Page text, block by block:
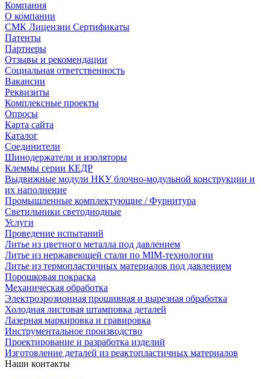
Компания
О компании
СМК Лицензии Сертификаты
Патенты
Партнеры
Отзывы и рекомендации
Социальная ответственность
Вакансии
Реквизиты
Комплексные проекты
Опросы
Карта сайта
Каталог
Соединители
Шинодержатели и изоляторы
Клеммы серии КЕДР
Выдвижные модули НКУ блочно-модульной конструкции и
их наполнение
Промышленные комплектующие / Фурнитура
Светильники светодиодные
Услуги
Проведение испытаний
Литье из цветного металла под давлением
Литье из нержавеющей стали по MIM-технологии
Литье из термопластичных материалов под давлением
Порошковая покраска
Механическая обработка
Электроэрозионная прошивная и вырезная обработка
Холодная листовая штамповка деталей
Лазерная маркировка и гравировка
Инструментальное производство
Проектирование и разработка изделий
Изготовление деталей из реактопластичных материалов
Наши контакты